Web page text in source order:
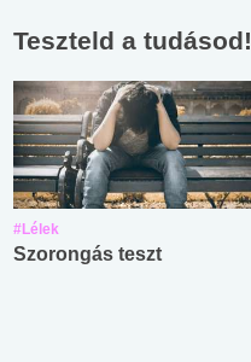
Teszteld a tudásod!
#Lélek
Szorongás teszt